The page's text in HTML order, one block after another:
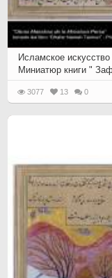
Исламское
Миниатюр книги "
3077 13 0